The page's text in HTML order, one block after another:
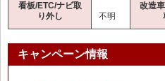
看板/ETC/ナビ取
り外し
不明
改造
キャンペーン情報